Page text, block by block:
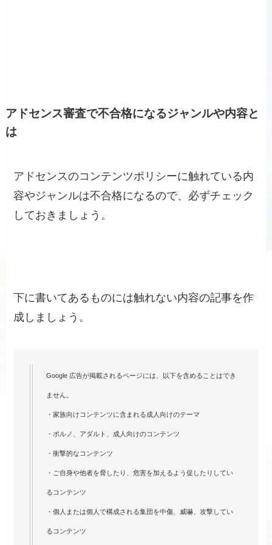
アドセンス審査で不合格になるジャンルや内容と
は
アドセンスのコンテンツポリシーに触れている内
容やジャンルは不合格になるので、必ずチェック
しておきましょう。
下に書いてあるものには触れない内容の記事を作
成しましょう。
Google 広告が掲載されるページには、以下を含めることはでき
ません。
・家族向けコンテンツに含まれる成人向けのテーマ
・ポルノ、アダルト、成人向けのコンテンツ
・衝撃的なコンテンツ
・ご自身や他者を脅したり、危害を加えるよう促したりしてい
るコンテンツ
・個人または個人で構成される集団を中傷、威嚇、攻撃してい
るコンテンツ